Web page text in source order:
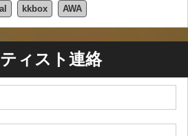
kkbox AWA
ィスト連絡